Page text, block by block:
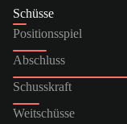
Schüsse
Positionsspiel
Abschluss
Schusskraft
Weitschüsse